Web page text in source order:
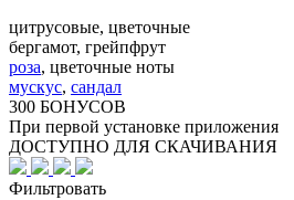
цитрусовые, цветочные
бергамот, грейпфрут
роза, цветочные ноты
мускус, сандал
300 БОНУСОВ
При первой установке приложения
ДОСТУПНО ДЛЯ СКАЧИВАНИЯ
Фильтровать